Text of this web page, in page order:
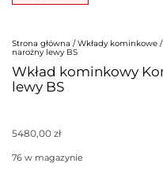
Strona główna /Wkłady kominkowe
narożny lewy BS
Wkład kominkowy
lewy BS
5480,00 zł
76 w magazynie